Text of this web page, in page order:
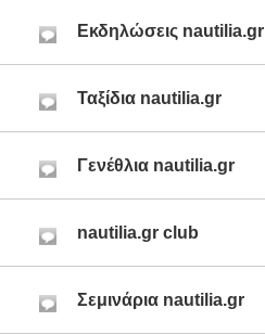
Εκδηλώσεις nautilia.gr
Ταξίδια nautilia.gr
Γενέθλια nautilia.gr
nautilia.gr club
Σεμινάρια nautilia.gr